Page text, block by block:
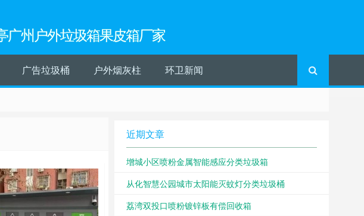
广州户外垃圾箱果皮箱厂家
广告垃圾桶 户外烟灰柱 环卫新闻
近期文章
增城小区喷粉金属智能感应分类垃圾箱
从化智慧公园城市太阳能灭蚊灯分类垃圾桶
荔湾双投口喷粉镀锌板有偿回收箱